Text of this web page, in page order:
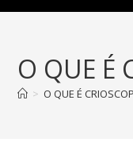
O QUE É
> O QUE É